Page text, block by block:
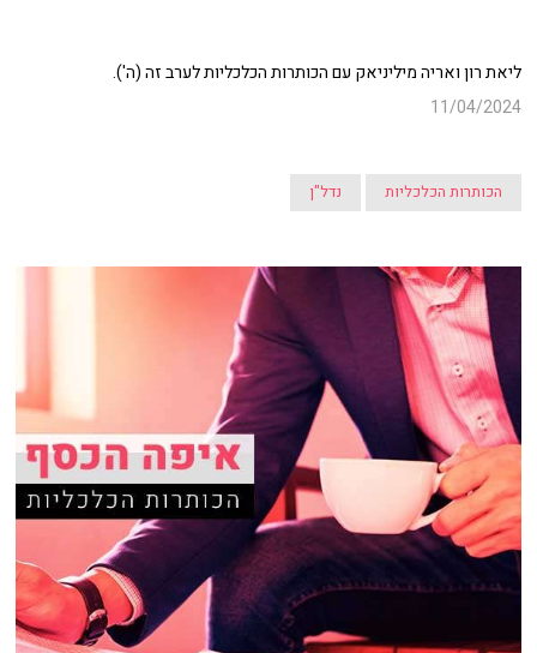
ליאת רון ואריה מיליניאק עם הכותרות הכלכליות לערב זה (ה').
11/04/2024
הכותרות הכלכליות נדל"ן